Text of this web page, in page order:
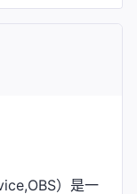
）是一